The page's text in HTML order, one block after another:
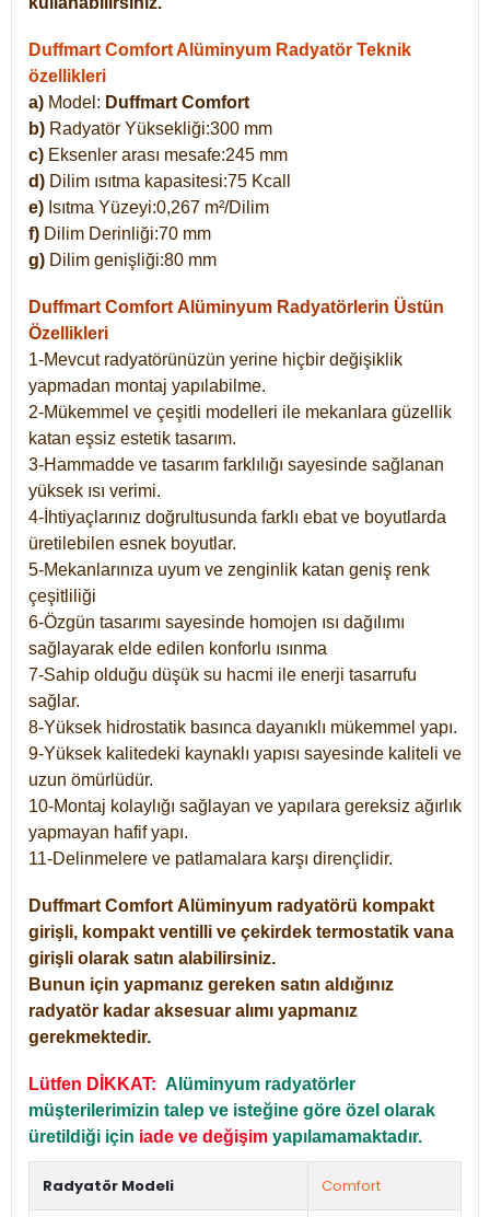
Duffmart Comfort Alüminyum Radyatör Teknik
özellikleri
a) Model: Duffmart Comfort
b) Radyatör Yüksekliği:300 mm
c) Eksenler arası mesafe:245 mm
d) Dilim ısıtma kapasitesi:75 Kcall
e) Isıtma Yüzeyi:0,267 m²/Dilim
f) Dilim Derinliği:70 mm
g) Dilim genişliği:80 mm
Duffmart Comfort Alüminyum Radyatörlerin Üstün
Özellikleri
1-Mevcut radyatörünüzün yerine hiçbir değişiklik
yapmadan montaj yapılabilme.
2-Mükemmel ve çeşitli modelleri ile mekanlara güzellik
katan eşsiz estetik tasarım.
3-Hammadde ve tasarım farklılığı sayesinde sağlanan
yüksek ısı verimi.
4-İhtiyaçlarınız doğrultusunda farklı ebat ve boyutlarda
üretilebilen esnek boyutlar.
5-Mekanlarınıza uyum ve zenginlik katan geniş renk
çeşitliliği
6-Özgün tasarımı sayesinde homojen ısı dağılımı
sağlayarak elde edilen konforlu ısınma
7-Sahip olduğu düşük su hacmi ile enerji tasarrufu
sağlar.
8-Yüksek hidrostatik basınca dayanıklı mükemmel yapı.
9-Yüksek kalitedeki kaynaklı yapısı sayesinde kaliteli ve
uzun ömürlüdür.
10-Montaj kolaylığı sağlayan ve yapılara gereksiz ağırlık
yapmayan hafif yapı.
11-Delinmelere ve patlamalara karşı dirençlidir.
Duffmart Comfort Alüminyum radyatörü kompakt
girişli, kompakt ventilli ve çekirdek termostatik vana
girişli olarak satın alabilirsiniz.
Bunun için yapmanız gereken satın aldığınız
radyatör kadar aksesuar alımı yapmanız
gerekmektedir.
Lütfen DİKKAT: Alüminyum radyatörler
müşterilerimizin talep ve isteğine göre özel olarak
üretildiği için iade ve değişim yapılamamaktadır.
Radyatör Modeli Comfort